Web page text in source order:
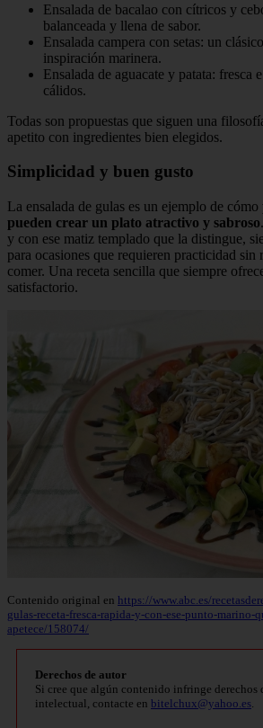
Ensalada de bacalao con cítricos y
balanceada y llena de sabor.
Ensalada campera con setas: un
inspiración marinera.
Ensalada de aguacate y patata: fresca
cálidos.
Todas son propuestas que siguen una
apetito con ingredientes bien elegidos.
Simplicidad y buen gusto
La ensalada de gulas es un ejemplo de cómo
pueden crear un plato atractivo y sabroso
y con ese matiz templado que la distingue,
para ocasiones que requieren practicidad sin
comer. Una receta sencilla que siempre
satisfactorio.
Contenido original en https://www.abc.es/
gulas-receta-fresca-rapida-y-con-ese-punto-marino-
apetece/158074/
Derechos de autor
Si cree que algún contenido infringe derechos
intelectual, contacte en bitelchux@yahoo.es